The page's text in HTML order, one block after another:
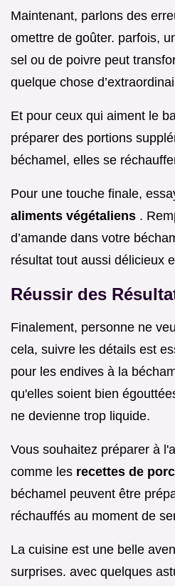
Maintenant, parlons des
omettre de goûter. parfois,
sel ou de poivre peut
quelque chose
Et pour ceux qui aiment le
préparer des portions
béchamel, elles se
Pour une touche finale,
aliments végétaliens .
d’amande dans votre
résultat tout aussi délicieux
Réussir des
Finalement, personne ne
cela, suivre les détails est
pour les endives à la
qu'elles soient bien
ne devienne trop liquide.
Vous souhaitez préparer à
comme les recettes de porc
béchamel peuvent être
réchauffés au moment de
La cuisine est une belle
surprises. avec quelques